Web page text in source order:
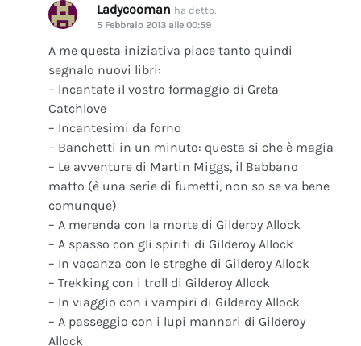
Ladycooman ha detto:
5 Febbraio 2013 alle 00:59
A me questa iniziativa piace tanto quindi
segnalo nuovi libri:
– Incantate il vostro formaggio di Greta
Catchlove
– Incantesimi da forno
– Banchetti in un minuto: questa si che è magia
– Le avventure di Martin Miggs, il Babbano
matto (è una serie di fumetti, non so se va bene
comunque)
– A merenda con la morte di Gilderoy Allock
– A spasso con gli spiriti di Gilderoy Allock
– In vacanza con le streghe di Gilderoy Allock
– Trekking con i troll di Gilderoy Allock
– In viaggio con i vampiri di Gilderoy Allock
– A passeggio con i lupi mannari di Gilderoy
Allock